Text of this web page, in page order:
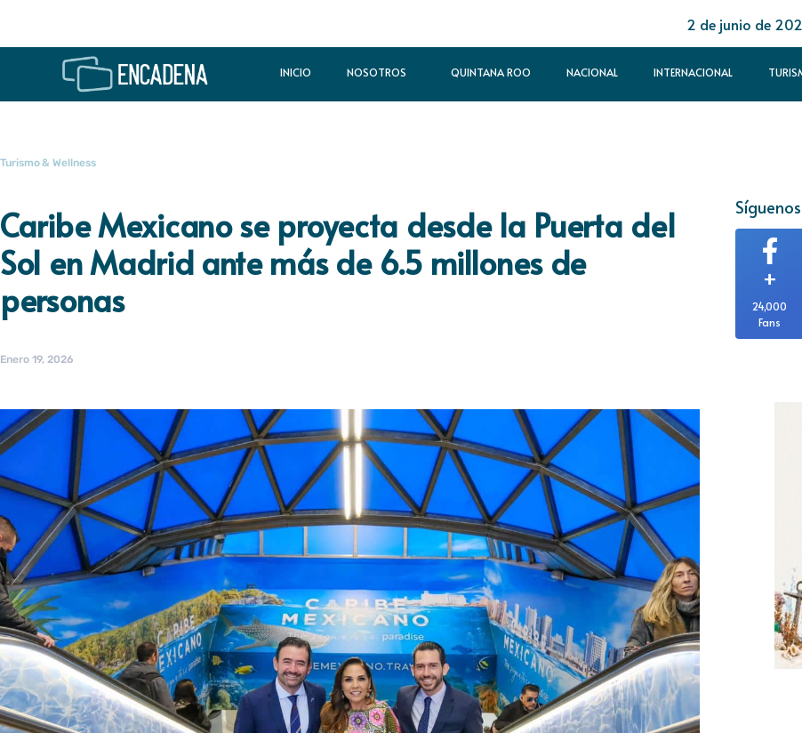
2 de junio de
INICIO NOSOTROS QUINTANA ROO NACIONAL INTERNACIONAL
Turismo & Wellness
Caribe Mexicano se proyecta desde la Puerta del
Sol en Madrid ante más de 6.5 millones de
personas
Enero 19, 2026
+
24,000
Fans